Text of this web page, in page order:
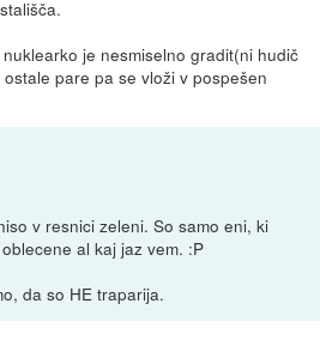
je nesmiselno gradit(ni hudič
pare pa se vloži v pospešen
v resnici zeleni. So samo eni, ki
al kaj jaz vem. :P
da so HE traparija.